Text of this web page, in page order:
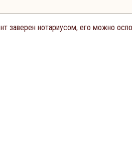
нотариусом, его можно